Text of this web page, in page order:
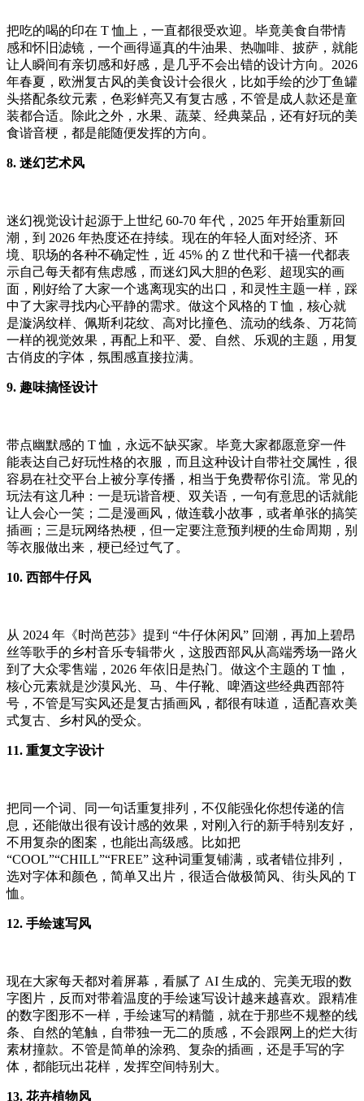
把吃的喝的印在 T 恤上，一直都很受欢迎。毕竟美食自带情
感和怀旧滤镜，一个画得逼真的牛油果、热咖啡、披萨，就能
让人瞬间有亲切感和好感，是几乎不会出错的设计方向。2026
年春夏，欧洲复古风的美食设计会很火，比如手绘的沙丁鱼罐
头搭配条纹元素，色彩鲜亮又有复古感，不管是成人款还是童
装都合适。除此之外，水果、蔬菜、经典菜品，还有好玩的美
食谐音梗，都是能随便发挥的方向。
8. 迷幻艺术风
迷幻视觉设计起源于上世纪 60-70 年代，2025 年开始重新回
潮，到 2026 年热度还在持续。现在的年轻人面对经济、环
境、职场的各种不确定性，近 45% 的 Z 世代和千禧一代都表
示自己每天都有焦虑感，而迷幻风大胆的色彩、超现实的画
面，刚好给了大家一个逃离现实的出口，和灵性主题一样，踩
中了大家寻找内心平静的需求。做这个风格的 T 恤，核心就
是漩涡纹样、佩斯利花纹、高对比撞色、流动的线条、万花筒
一样的视觉效果，再配上和平、爱、自然、乐观的主题，用复
古俏皮的字体，氛围感直接拉满。
9. 趣味搞怪设计
带点幽默感的 T 恤，永远不缺买家。毕竟大家都愿意穿一件
能表达自己好玩性格的衣服，而且这种设计自带社交属性，很
容易在社交平台上被分享传播，相当于免费帮你引流。常见的
玩法有这几种：一是玩谐音梗、双关语，一句有意思的话就能
让人会心一笑；二是漫画风，做连载小故事，或者单张的搞笑
插画；三是玩网络热梗，但一定要注意预判梗的生命周期，别
等衣服做出来，梗已经过气了。
10. 西部牛仔风
从 2024 年《时尚芭莎》提到 “牛仔休闲风” 回潮，再加上碧昂
丝等歌手的乡村音乐专辑带火，这股西部风从高端秀场一路火
到了大众零售端，2026 年依旧是热门。做这个主题的 T 恤，
核心元素就是沙漠风光、马、牛仔靴、啤酒这些经典西部符
号，不管是写实风还是复古插画风，都很有味道，适配喜欢美
式复古、乡村风的受众。
11. 重复文字设计
把同一个词、同一句话重复排列，不仅能强化你想传递的信
息，还能做出很有设计感的效果，对刚入行的新手特别友好，
不用复杂的图案，也能出高级感。比如把
“COOL”“CHILL”“FREE” 这种词重复铺满，或者错位排列，
选对字体和颜色，简单又出片，很适合做极简风、街头风的 T
恤。
12. 手绘速写风
现在大家每天都对着屏幕，看腻了 AI 生成的、完美无瑕的数
字图片，反而对带着温度的手绘速写设计越来越喜欢。跟精准
的数字图形不一样，手绘速写的精髓，就在于那些不规整的线
条、自然的笔触，自带独一无二的质感，不会跟网上的烂大街
素材撞款。不管是简单的涂鸦、复杂的插画，还是手写的字
体，都能玩出花样，发挥空间特别大。
13. 花卉植物风